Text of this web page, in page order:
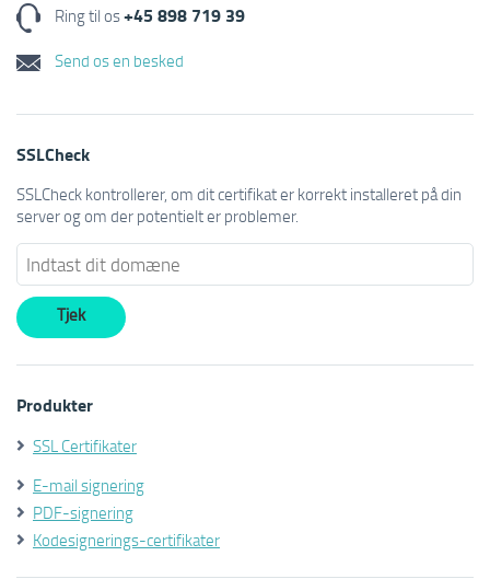
Ring til os+45 898 719 39
Send os en besked
SSLCheck
SSLCheck kontrollerer, om dit certifikat er korrekt installeret på din
server og om der potentielt er problemer.
Produkter
SSL Certifikater
E-mail signering
PDF-signering
Kodesignerings-certifikater